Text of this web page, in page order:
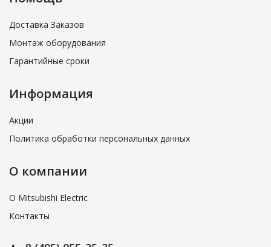
Доставка Заказов
Монтаж оборудования
Гарантийные сроки
Информация
Акции
Политика обработки персональных данных
О компании
О Mitsubishi Electric
Контакты